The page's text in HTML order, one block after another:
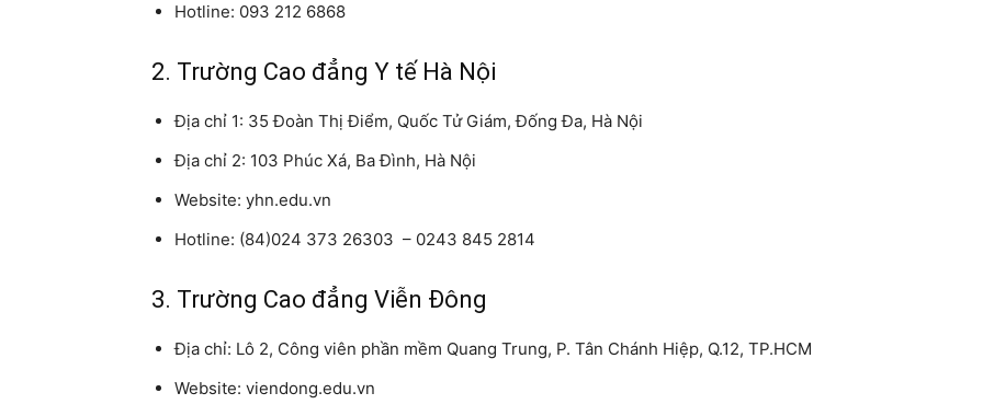
Hotline: 093 212 6868
2. Trường Cao đẳng Y tế Hà Nội
Địa chỉ 1: 35 Đoàn Thị Điểm, Quốc Tử Giám, Đống Đa, Hà Nội
Địa chỉ 2: 103 Phúc Xá, Ba Đình, Hà Nội
Website: yhn.edu.vn
Hotline: (84)024 373 26303 – 0243 845 2814
3. Trường Cao đẳng Viễn Đông
Địa chỉ: Lô 2, Công viên phần mềm Quang Trung, P. Tân Chánh Hiệp, Q.12, TP.HCM
Website: viendong.edu.vn